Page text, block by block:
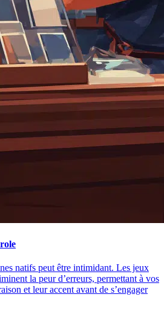
natifs peut être intimidant. Les jeux
la peur d’erreurs, permettant à vos
et leur accent avant de s’engager